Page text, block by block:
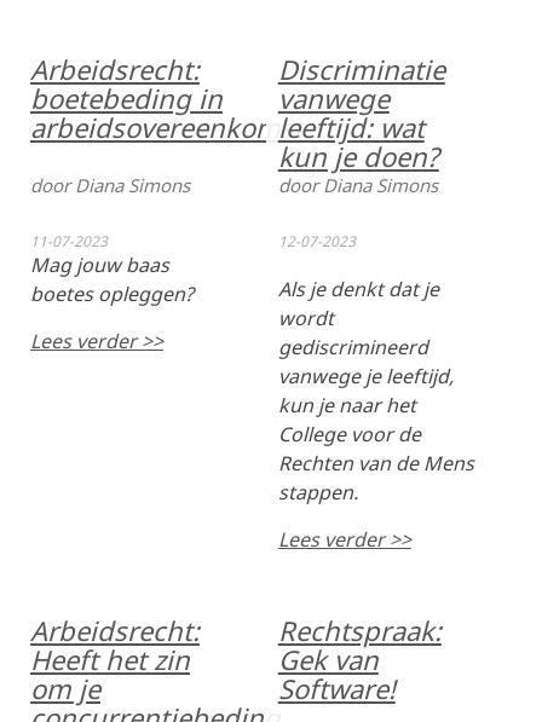
Arbeidsrecht:
boetebeding in
arbeidsovereenkomst
door Diana Simons
11-07-2023
Mag jouw baas
boetes opleggen?
Lees verder >>
Discriminatie
vanwege
leeftijd: wat
kun je doen?
door Diana Simons
12-07-2023
Als je denkt dat je
wordt
gediscrimineerd
vanwege je leeftijd,
kun je naar het
College voor de
Rechten van de Mens
stappen.
Lees verder >>
Arbeidsrecht:
Heeft het zin
om je
Rechtspraak:
Gek van
Software!